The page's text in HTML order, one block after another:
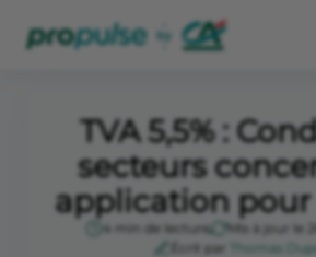
TVA 5,5% :
secteurs
application pour
4 min de lecture
Mis à jour le
Écrit par
Thomas